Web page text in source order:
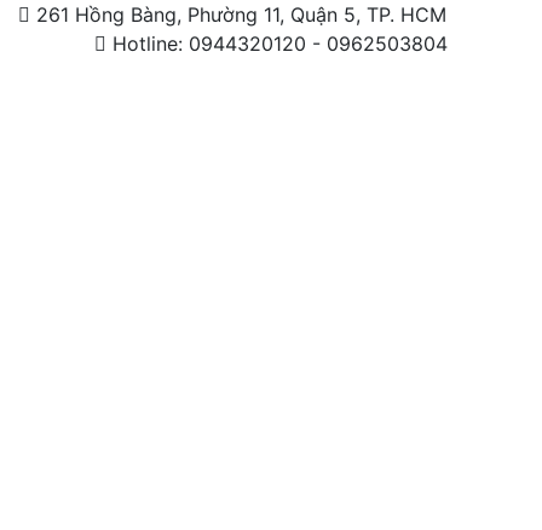
261 Hồng Bàng, Phường 11, Quận 5, TP. HCM
Hotline: 0944320120 - 0962503804